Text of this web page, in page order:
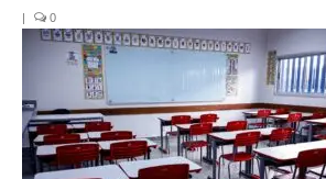
Contato
Currículo
| 0